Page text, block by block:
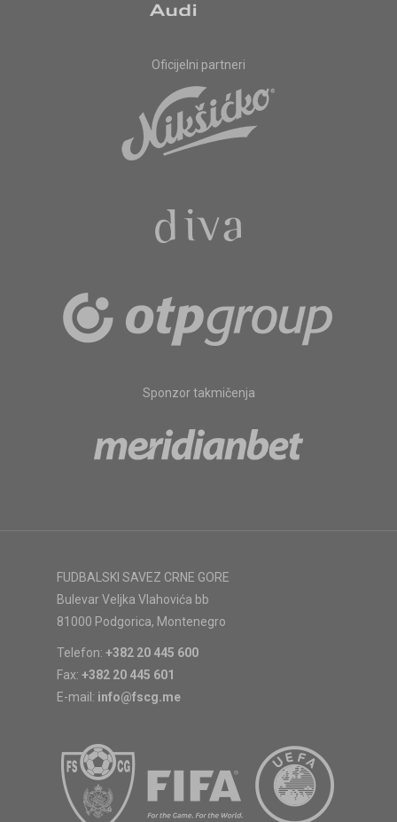
Oficijelni partneri
Sponzor takmičenja
FUDBALSKI SAVEZ CRNE GORE
Bulevar Veljka Vlahovića bb
81000 Podgorica, Montenegro
Telefon: +382 20 445 600
Fax: +382 20 445 601
E-mail: info@fscg.me